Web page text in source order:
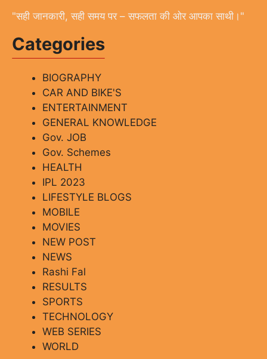
"सही जानकारी, सही समय पर – सफलता की ओर आपका साथी।"
Categories
BIOGRAPHY
CAR AND BIKE'S
ENTERTAINMENT
GENERAL KNOWLEDGE
Gov. JOB
Gov. Schemes
HEALTH
IPL 2023
LIFESTYLE BLOGS
MOBILE
MOVIES
NEW POST
NEWS
Rashi Fal
RESULTS
SPORTS
TECHNOLOGY
WEB SERIES
WORLD